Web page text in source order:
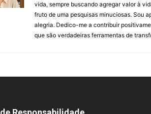
vida, sempre buscando agregar valor à
fruto de uma pesquisas minuciosas. Sou
alegria. Dedico-me a contribuir
que são verdadeiras ferramentas de